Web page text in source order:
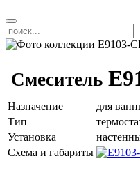
Смеситель
Назначение
для
Тип
Установка
Схема и габариты